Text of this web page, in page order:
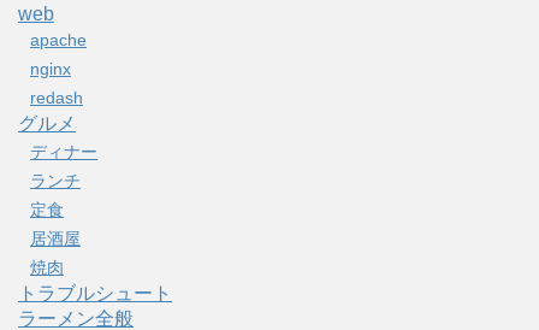
web
apache
nginx
redash
グルメ
ディナー
ランチ
定食
居酒屋
焼肉
トラブルシュート
ラーメン全般